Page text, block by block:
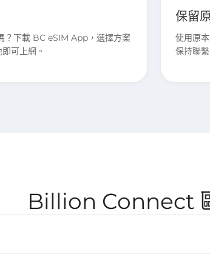
？下載 BC eSIM App，選擇方案
可上網。
保留
使用原
保持聯繫
Billion Connect